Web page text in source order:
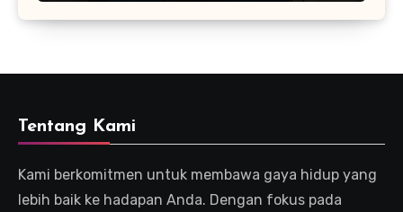
Tentang Kami
Kami berkomitmen untuk membawa gaya hidup yang
lebih baik ke hadapan Anda. Dengan fokus pada